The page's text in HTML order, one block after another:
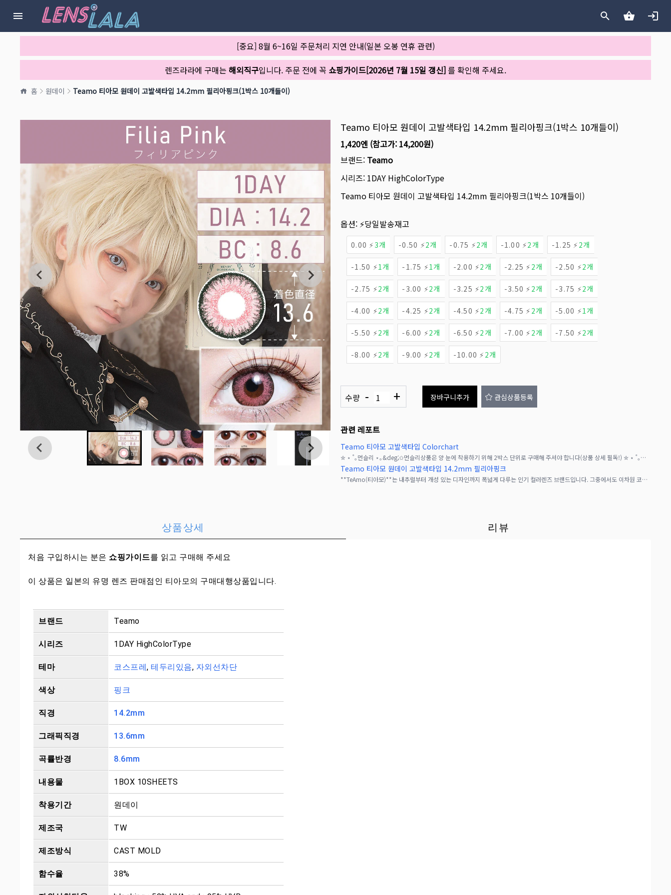
[중요] 8월 6~16일 주문처리 지연 안내(일본 오봉 연휴 관련)
렌즈라라에 구매는 해외직구입니다. 주문 전에 꼭 쇼핑가이드[2026년 7월 15일 갱신]를 확인해 주세요.
홈 원데이 Teamo 티아모 원데이 고발색타입 14.2mm 필리아핑크(1박스 10개들이)
Teamo 티아모 원데이 고발색타입 14.2mm 필리아핑크(1박스 10개들이)
1,420엔 (참고가: 14,200원)
브랜드: Teamo
시리즈: 1DAY HighColorType
Teamo 티아모 원데이 고발색타입 14.2mm 필리아핑크(1박스 10개들이)
옵션: ⚡당일발송재고
0.00 ⚡ 3개 -0.50 ⚡2개 -0.75 ⚡2개 -1.00 ⚡2개 -1.25 ⚡ 2개
-1.50 ⚡1개 -1.75 ⚡1개 -2.00 ⚡2개 -2.25 ⚡ 2개 -2.50 ⚡2개
-2.75 ⚡2개 -3.00 ⚡2개 -3.25 ⚡2개 -3.50 ⚡ 2개 -3.75 ⚡2개
-4.00 ⚡2개 -4.25 ⚡2개 -4.50 ⚡2개 -4.75 ⚡ 2개 -5.00 ⚡1개
-5.50 ⚡2개 -6.00 ⚡2개 -6.50 ⚡2개 -7.00 ⚡ 2개 -7.50 ⚡2개
-8.00 ⚡2개 -9.00 ⚡2개 -10.00 ⚡ 2개
수량 - + 장바구니추가 관심상품등록
관련 레포트
Teamo 티아모 고발색타입 Colorchart
✮ ⋆ ˚｡먼슬리 ⋆｡&deg;✩먼슬리상품은 양 눈에 착용하기 위해 2박스 단위로 구매해 주셔야 합니다(상품 상세 필독!) ✮ ⋆ ˚｡원데이 ⋆｡&d
Teamo 티아모 원데이 고발색타입 14.2mm 필리아핑크
**TeAmo(티아모)**는 내추럴부터 개성 있는 디자인까지 폭넓게 다루는 인기 컬러렌즈 브랜드입니다. 그중에서도 이차원 코스프레 컬러렌즈 **【HIGH COLOR TYPE】*을
상품상세 리뷰
처음 구입하시는 분은 쇼핑가이드를 읽고 구매해 주세요
이 상품은 일본의 유명 렌즈 판매점인 티아모의 구매대행상품입니다.
브랜드 Teamo
시리즈 1DAY HighColorType
테마 코스프레, 테두리있음, 자외선차단
색상 핑크
직경 14.2mm
그래픽직경 13.6mm
곡률반경 8.6mm
내용물 1BOX 10SHEETS
착용기간 원데이
제조국 TW
제조방식 CAST MOLD
함수율 38%